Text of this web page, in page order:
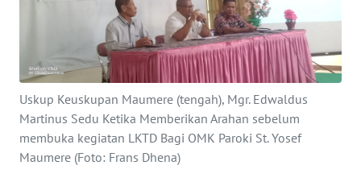
Uskup Keuskupan Maumere (tengah), Mgr. Edwaldus
Martinus Sedu Ketika Memberikan Arahan sebelum
membuka kegiatan LKTD Bagi OMK Paroki St. Yosef
Maumere (Foto: Frans Dhena)
INDEKS
BERITA
KONTAK
KAMI